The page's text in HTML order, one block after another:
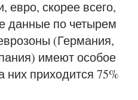
евро, скорее всего,
данные по четырем
(Германия,
имеют особое
них приходится 75%